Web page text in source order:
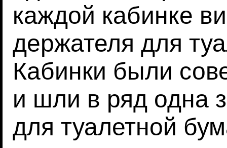
каждой кабинке
держателя для
Кабинки были
и шли в ряд одна
для туалетной